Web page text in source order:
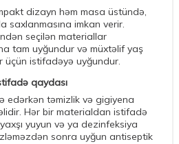
dizayn həm masa üstündə,
saxlanmasına imkan verir.
seçilən materiallar
tam uyğundur və müxtəlif yaş
üçün istifadəyə uyğundur.
qaydası
edərkən təmizlik və gigiyena
Hər bir materialdan istifadə
yuyun və ya dezinfeksiya
sonra uyğun antiseptik